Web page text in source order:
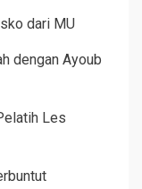
dari MU
dengan Ayoub
Les